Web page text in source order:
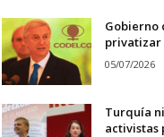
Gobierno
privatizar
05/07/2026
Turquía
activistas